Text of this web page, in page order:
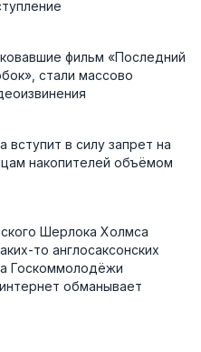
фильм «Последний
стали массово
вступит в силу запрет на
накопителей объёмом
Шерлока Холмса
то англосаксонских
Госкоммолодёжи
обманывает